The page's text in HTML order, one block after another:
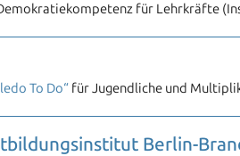
für Lehrkräfte
To Do“ für Jugendliche und
Berlin-